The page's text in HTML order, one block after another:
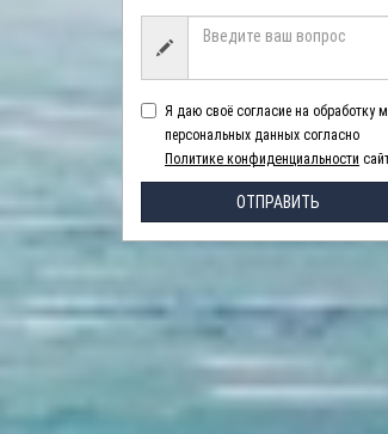
Я даю своё согласие на обработку
персональных данных согласно
Политике конфиденциальности
ОТПРАВИТЬ